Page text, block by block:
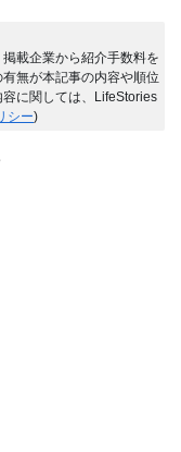
載企業から紹介手数料を
無が本記事の内容や順位
に関しては、LifeStories
シー)